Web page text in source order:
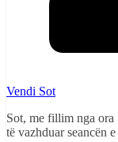
Vendi Sot
Sot, me fillim nga ora
të vazhduar seancën